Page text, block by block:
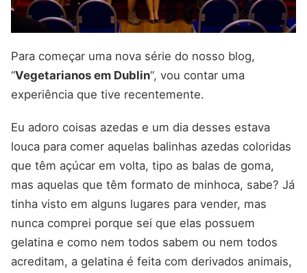
Para começar uma nova série do nosso blog,
“Vegetarianos em Dublin“, vou contar uma
experiência que tive recentemente.
Eu adoro coisas azedas e um dia desses estava
louca para comer aquelas balinhas azedas coloridas
que têm açúcar em volta, tipo as balas de goma,
mas aquelas que têm formato de minhoca, sabe? Já
tinha visto em alguns lugares para vender, mas
nunca comprei porque sei que elas possuem
gelatina e como nem todos sabem ou nem todos
acreditam, a gelatina é feita com derivados animais,